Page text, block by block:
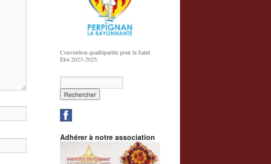
Convention quadripartite pour la Saint
Eloi 2023-2025.
Adhérer à notre association